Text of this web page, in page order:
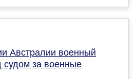
Австралии военный
судом за военные